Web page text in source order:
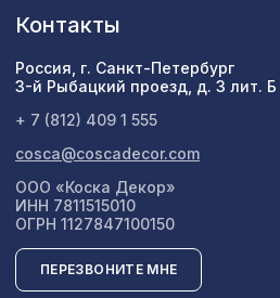
Контакты
Россия, г. Санкт-Петербург
3-й Рыбацкий проезд, д. 3 лит. Б
+ 7 (812) 409 1 555
cosca@coscadecor.com
ООО «Коска Декор»
ИНН 7811515010
ОГРН 1127847100150
ПЕРЕЗВОНИТЕ МНЕ